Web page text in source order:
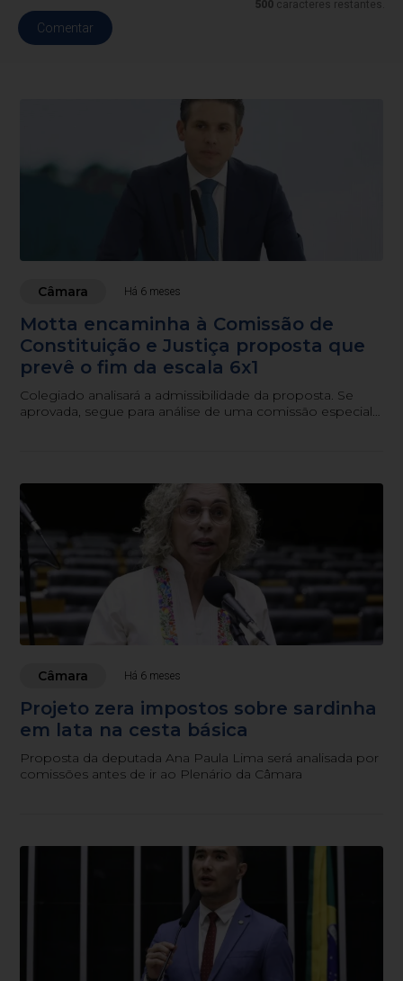
500caracteres restantes.
Comentar
Câmara Há 6 meses
Motta encaminha à Comissão de
Constituição e Justiça proposta que
prevê o fim da escala 6x1
Colegiado analisará a admissibilidade da proposta. Se
aprovada, segue para análise de uma comissão especial,
Câmara Há 6 meses
Projeto zera impostos sobre sardinha
em lata na cesta básica
Proposta da deputada Ana Paula Lima será analisada por
comissões antes de ir ao Plenário da Câmara